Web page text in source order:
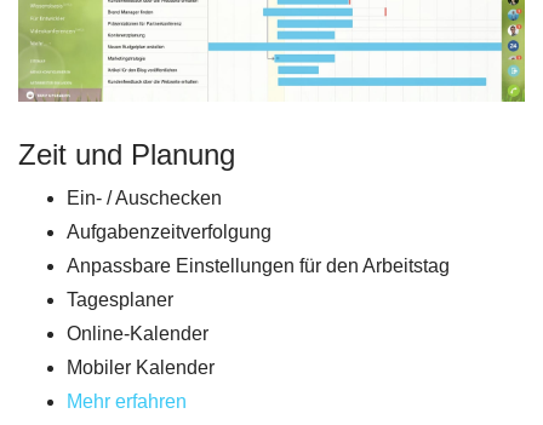
Zeit und Planung
Ein- / Auschecken
Aufgabenzeitverfolgung
Anpassbare Einstellungen für den Arbeitstag
Tagesplaner
Online-Kalender
Mobiler Kalender
Mehr erfahren